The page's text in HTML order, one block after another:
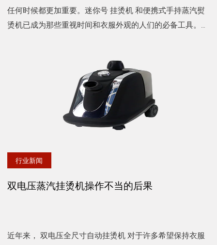
任何时候都更加重要。迷你号 挂烫机 和便携式手持蒸汽熨
烫机已成为那些重视时间和衣服外观的人们的必备工具。这
行业新闻
双电压蒸汽挂烫机操作不当的后果
近年来， 双电压全尺寸自动挂烫机 对于许多希望保持衣服